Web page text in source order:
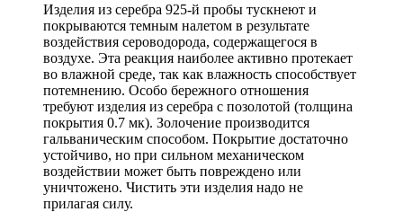
Изделия из серебра 925-й пробы тускнеют и
покрываются темным налетом в результате
воздействия сероводорода, содержащегося в
воздухе. Эта реакция наиболее активно протекает
во влажной среде, так как влажность способствует
потемнению. Особо бережного отношения
требуют изделия из серебра с позолотой (толщина
покрытия 0.7 мк). Золочение производится
гальваническим способом. Покрытие достаточно
устойчиво, но при сильном механическом
воздействии может быть повреждено или
уничтожено. Чистить эти изделия надо не
прилагая силу.